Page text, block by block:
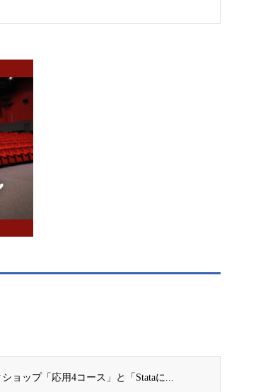
ョップ「応用4コース」と「Stataに...